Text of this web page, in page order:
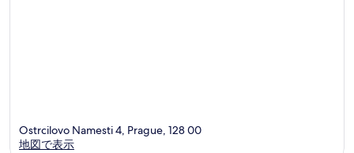
Ostrcilovo Namesti 4, Prague, 128 00
地図で表示